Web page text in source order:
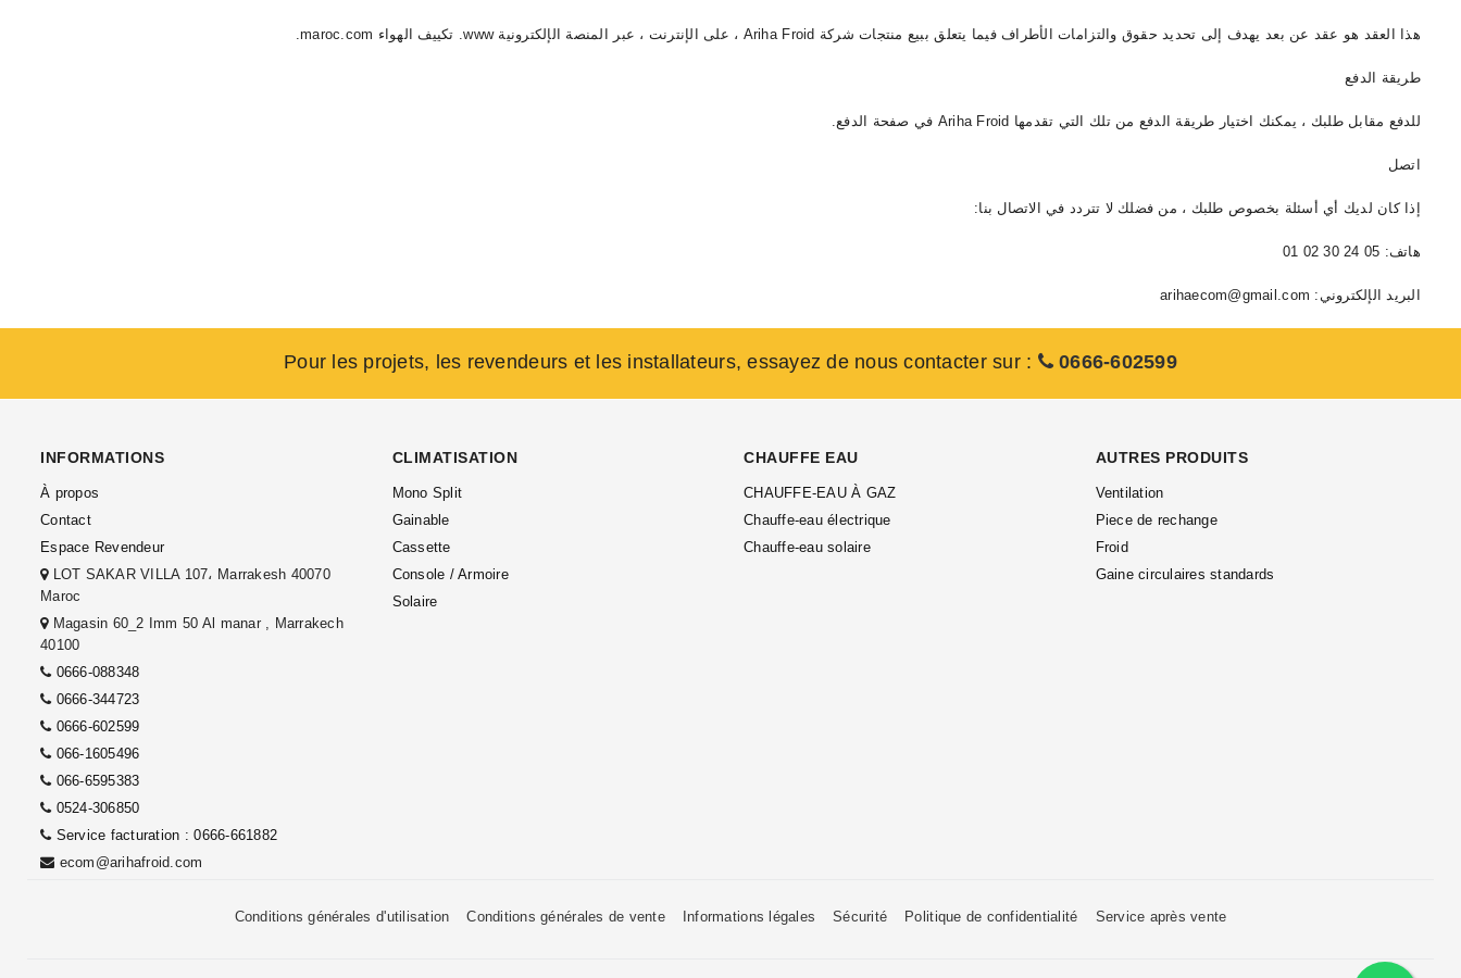
هذا العقد هو عقد عن بعد يهدف إلى تحديد حقوق والتزامات الأطراف فيما يتعلق ببيع منتجات شركة Ariha Froid ، على الإنترنت ، عبر المنصة الإلكترونية www. تكييف الهواء maroc.com.
طريقة الدفع
للدفع مقابل طلبك ، يمكنك اختيار طريقة الدفع من تلك التي تقدمها Ariha Froid في صفحة الدفع.
اتصل
إذا كان لديك أي أسئلة بخصوص طلبك ، من فضلك لا تتردد في الاتصال بنا:
هاتف: 05 24 30 02 01
البريد الإلكتروني: arihaecom@gmail.com
Pour les projets, les revendeurs et les installateurs, essayez de nous contacter sur : 0666-602599
INFORMATIONS
À propos
Contact
Espace Revendeur
LOT SAKAR VILLA 107، Marrakesh 40070
Maroc
Magasin 60_2 Imm 50 Al manar , Marrakech
40100
0666-088348
0666-344723
0666-602599
066-1605496
066-6595383
0524-306850
Service facturation : 0666-661882
ecom@arihafroid.com
CLIMATISATION
Mono Split
Gainable
Cassette
Console / Armoire
Solaire
CHAUFFE EAU
CHAUFFE-EAU À GAZ
Chauffe-eau électrique
Chauffe-eau solaire
AUTRES PRODUITS
Ventilation
Piece de rechange
Froid
Gaine circulaires standards
Conditions générales d'utilisation Conditions générales de vente Informations légales Sécurité Politique de confidentialité Service après vente